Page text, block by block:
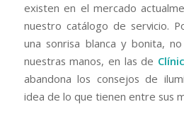
existen en el mercado
nuestro catálogo de servicio.
una sonrisa blanca y bonita,
nuestras manos, en las de
abandona los consejos de
idea de lo que tienen entre sus